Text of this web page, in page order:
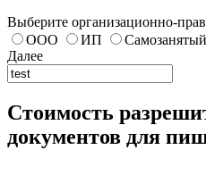
Выберите организационно-
ООО
ИП Самозанятый
Далее
Стоимость
документов для